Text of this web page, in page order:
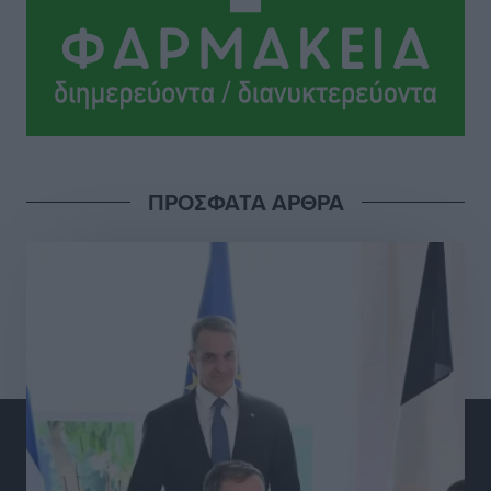
ευρώ σε κέρδη μοίρασε τον Ιούλιο
Αθλητικά• πριν 10 ώρες
Ολοκλήρωση του έργου αναβάθμισης των
Γ.Σ. Διαγόρας: Στα «κυανέρυθρα» ο Janni Pembe
Σύλληψη 21χρονου για ναρκωτικά στη Ρόδο
πριν 12 ώρες
Με 13,1% κάλυψη εργαζομένων από συλλογικές
συμβάσεις, η Ελλάδα στον “πάτο” της ΕΕ
Απόψεις πριν 12 ώρες
ΠΡΟΣΦΑΤΑ ΑΡΘΡΑ